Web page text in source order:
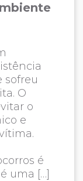
sofreu
O
o
e
é
uma […]